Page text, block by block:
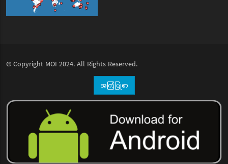
© Copyright MOI 2024. All Rights Reserved.
အကြံပြုစာ